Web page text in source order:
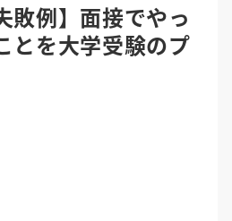
敗例】面接でやっ
とを大学受験のプ